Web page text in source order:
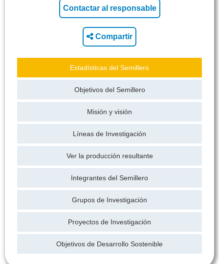
Compartir
Estadísticas del Semillero
Objetivos del Semillero
Misión y visión
Líneas de Investigación
Ver la producción resultante
Integrantes del Semillero
Grupos de Investigación
Proyectos de Investigación
Objetivos de Desarrollo Sostenible